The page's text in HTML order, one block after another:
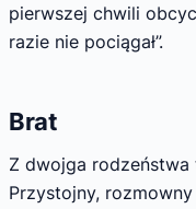
pierwszej chwili
razie nie pociągał”.
Brat
Z dwojga rodzeństwa
Przystojny,